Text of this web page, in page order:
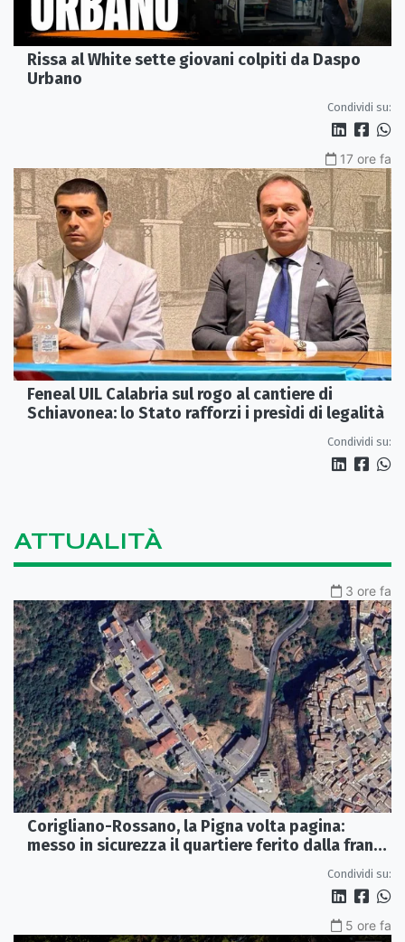
Rissa al White sette giovani colpiti da Daspo
Urbano
Condividi su:
17 ore fa
Feneal UIL Calabria sul rogo al cantiere di
Schiavonea: lo Stato rafforzi i presìdi di legalità
Condividi su:
ATTUALITÀ
3 ore fa
Corigliano-Rossano, la Pigna volta pagina:
messo in sicurezza il quartiere ferito dalla frana
Condividi su:
5 ore fa